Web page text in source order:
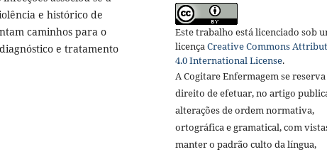
e histórico de
caminhos para o
e tratamento
Este trabalho está licenciado sob
licençaCreative Commons
4.0 International License.
A Cogitare Enfermagem se
direito de efetuar, no artigo
alterações de ordem normativa,
ortográfica e gramatical, com
manter o padrão culto da língua,